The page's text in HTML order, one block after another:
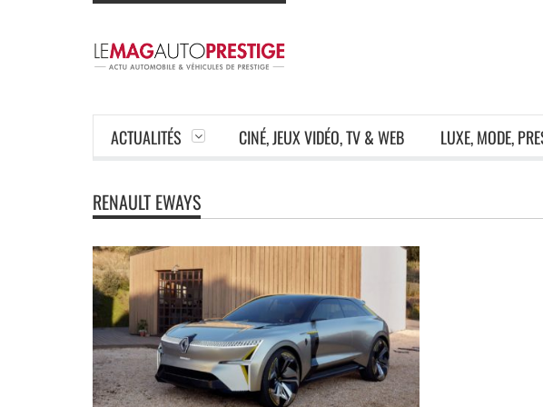
ACTUALITÉS CINÉ, JEUX VIDÉO, TV & WEB LUXE, MODE,
RENAULT EWAYS